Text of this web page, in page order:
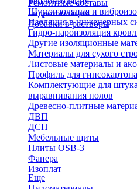
Ремонтные составы
Гидроизоляция
Добавки в растворы
Шумоизоляция и
Изоляция в инженерных
Гидро-пароизоляция
Другие изоляционные
Материалы для сухого
Листовые материалы и
Профиль для
Комплектующие для
выравнивания полов
Древесно-плитные
ДВП
ДСП
Мебельные щиты
Плиты OSB-3
Фанера
Изоплат
Еще